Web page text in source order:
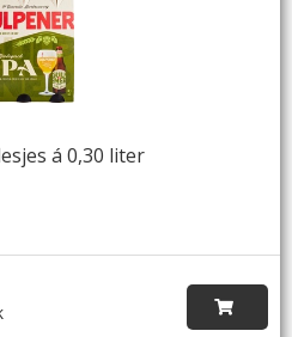
á 0,30 liter